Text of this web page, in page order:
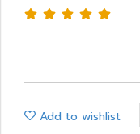
Add to wishlist